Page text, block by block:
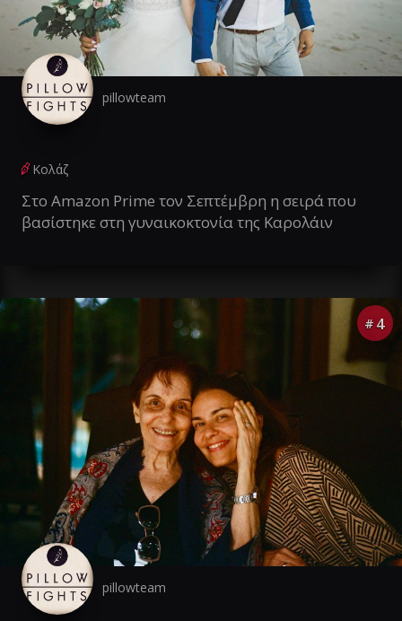
pillowteam
Κολάζ
Στο Amazon Prime τον Σεπτέμβρη η σειρά που
βασίστηκε στη γυναικοκτονία της Καρολάιν
# 4
pillowteam